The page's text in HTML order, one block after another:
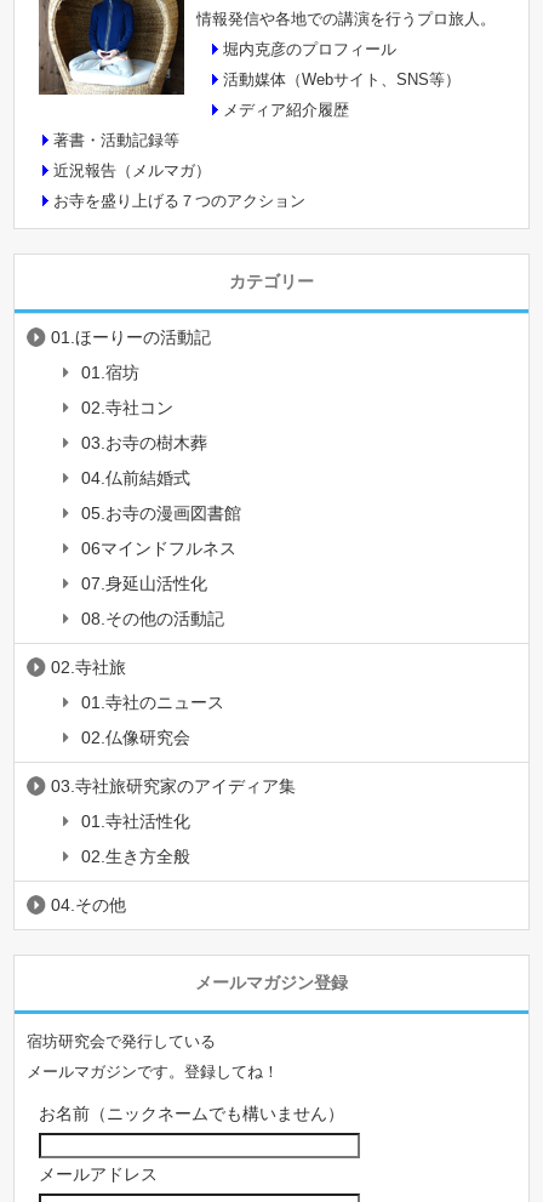
情報発信や各地での講演を行うプロ旅人。
堀内克彦のプロフィール
活動媒体（Webサイト、SNS等）
メディア紹介履歴
著書・活動記録等
近況報告（メルマガ）
お寺を盛り上げる７つのアクション
カテゴリー
01.ほーりーの活動記
01.宿坊
02.寺社コン
03.お寺の樹木葬
04.仏前結婚式
05.お寺の漫画図書館
06マインドフルネス
07.身延山活性化
08.その他の活動記
02.寺社旅
01.寺社のニュース
02.仏像研究会
03.寺社旅研究家のアイディア集
01.寺社活性化
02.生き方全般
04.その他
メールマガジン登録
宿坊研究会で発行している
メールマガジンです。登録してね！
お名前（ニックネームでも構いません）
メールアドレス